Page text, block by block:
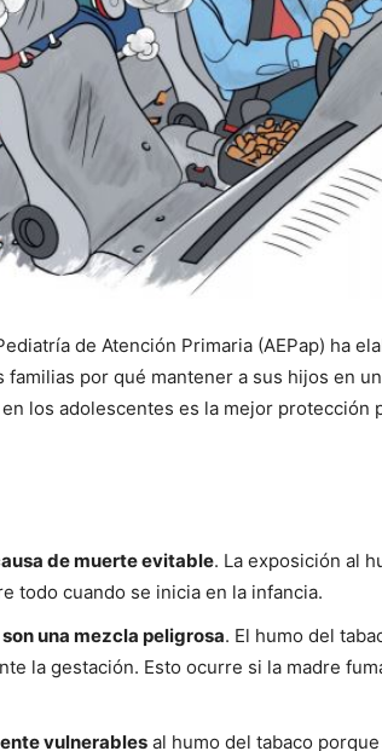
de Atención Primaria (AEPap) ha
familias por qué mantener a sus hijos en
los adolescentes es la mejor protección
de muerte evitable. La exposición al
todo cuando se inicia en la infancia.
una mezcla peligrosa. El humo del
la gestación. Esto ocurre si la madre
vulnerables al humo del tabaco